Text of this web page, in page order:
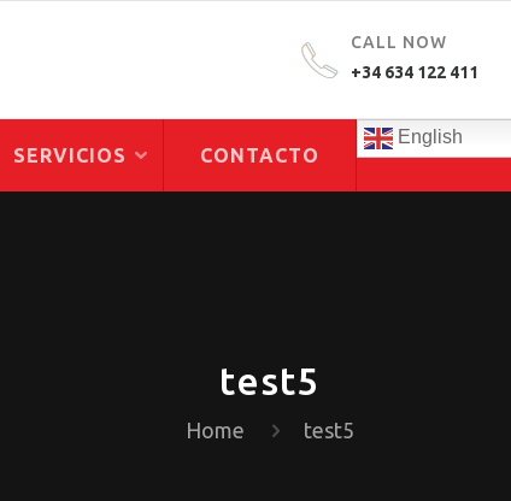
CALL NOW
+34 634 122 411
SERVICIOS CONTACTO
English
test5
Home test5